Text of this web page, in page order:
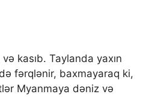
kasıb. Taylanda yaxın
fərqlənir, baxmayaraq ki,
Myanmaya dəniz və